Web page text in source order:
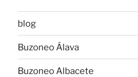
blog
Buzoneo Álava
Buzoneo Albacete